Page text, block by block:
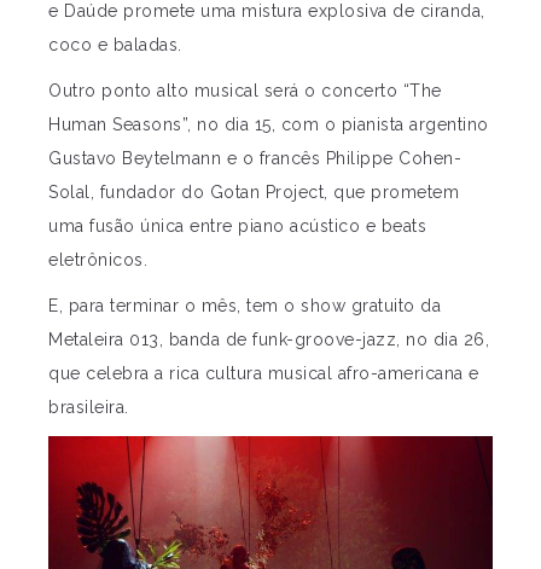
e Daúde promete uma mistura explosiva de ciranda,
coco e baladas.
Outro ponto alto musical será o concerto “The
Human Seasons”, no dia 15, com o pianista argentino
Gustavo Beytelmann e o francês Philippe Cohen-
Solal, fundador do Gotan Project, que prometem
uma fusão única entre piano acústico e beats
eletrônicos.
E, para terminar o mês, tem o show gratuito da
Metaleira 013, banda de funk-groove-jazz, no dia 26,
que celebra a rica cultura musical afro-americana e
brasileira.